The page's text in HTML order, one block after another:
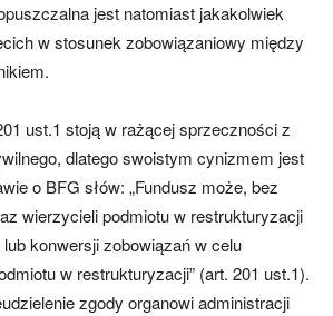
jest natomiast jakakolwiek
w stosunek zobowiązaniowy między
ust.1 stoją w rażącej sprzeczności z
dlatego swoistym cynizmem jest
o BFG słów: „Fundusz może, bez
wierzycieli podmiotu w restrukturyzacji
konwersji zobowiązań w celu
w restrukturyzacji” (art. 201 ust.1).
zgody organowi administracji